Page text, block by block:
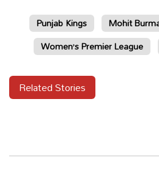
Punjab Kings Mohit
Women’s Premier League
Related Stories